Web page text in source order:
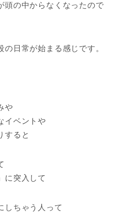
頭の中からなくなったので
の日常が始まる感じです。
や
イベントや
すると
に突入して
しちゃう人って